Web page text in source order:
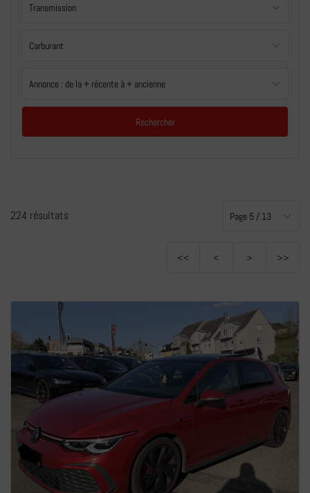
224 résultats
<< < > >>